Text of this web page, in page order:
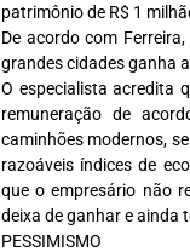
patrimônio de R$ 1
De acordo com
grandes cidades ganha
O especialista acredita
remuneração de
caminhões modernos,
razoáveis índices de
que o empresário não
deixa de ganhar e ainda
PESSIMISMO